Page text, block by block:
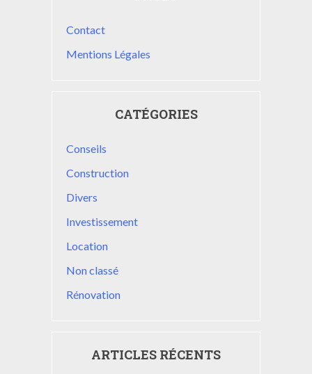
Contact
Mentions Légales
CATÉGORIES
Conseils
Construction
Divers
Investissement
Location
Non classé
Rénovation
ARTICLES RÉCENTS